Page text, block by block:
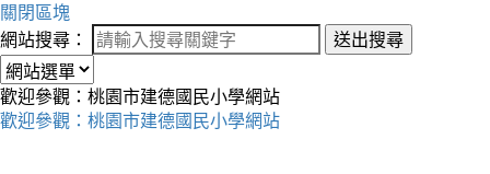
關閉區塊
網站搜尋：
送出搜尋
歡迎參觀：桃園市建德國民小學網站
歡迎參觀：桃園市建德國民小學網站